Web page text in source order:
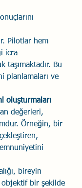
Pilotlar hem
icra
taşımaktadır. Bu
planlamaları ve
oluşturmaları
değerleri,
Örneğin, bir
bireyin
objektif bir şekilde